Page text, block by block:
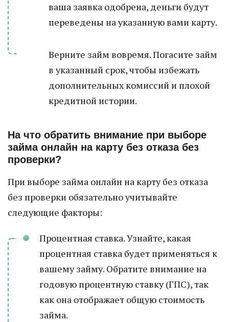
ваша заявка одобрена, деньги будут
переведены на указанную вами карту.
Верните займ вовремя. Погасите займ
в указанный срок, чтобы избежать
дополнительных комиссий и плохой
кредитной истории.
На что обратить внимание при выборе
займа онлайн на карту без отказа без
проверки?
При выборе займа онлайн на карту без отказа
без проверки обязательно учитывайте
следующие факторы:
Процентная ставка. Узнайте, какая
процентная ставка будет применяться к
вашему займу. Обратите внимание на
годовую процентную ставку (ГПС), так
как она отображает общую стоимость
займа.